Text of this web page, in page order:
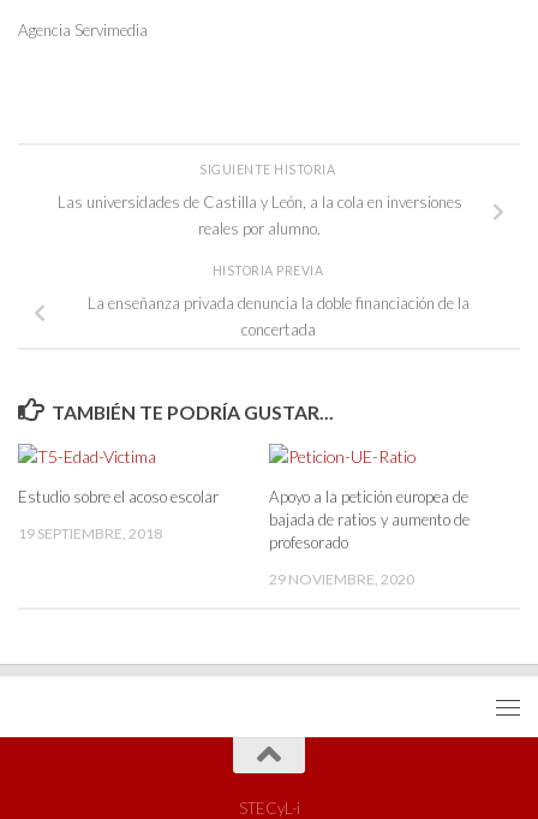
Agencia Servimedia
SIGUIENTE HISTORIA
Las universidades de Castilla y León, a la cola en inversiones
reales por alumno.
HISTORIA PREVIA
La enseñanza privada denuncia la doble financiación de la
concertada
TAMBIÉN TE PODRÍA GUSTAR...
Estudio sobre el acoso escolar
19 SEPTIEMBRE, 2018
Apoyo a la petición europea de
bajada de ratios y aumento de
profesorado
29 NOVIEMBRE, 2020
STECyL-i